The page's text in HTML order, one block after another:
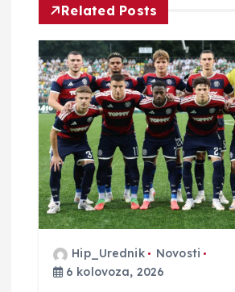
a
o
b
a
Related Posts
Hip_Urednik
Novosti
6 kolovoza, 2026